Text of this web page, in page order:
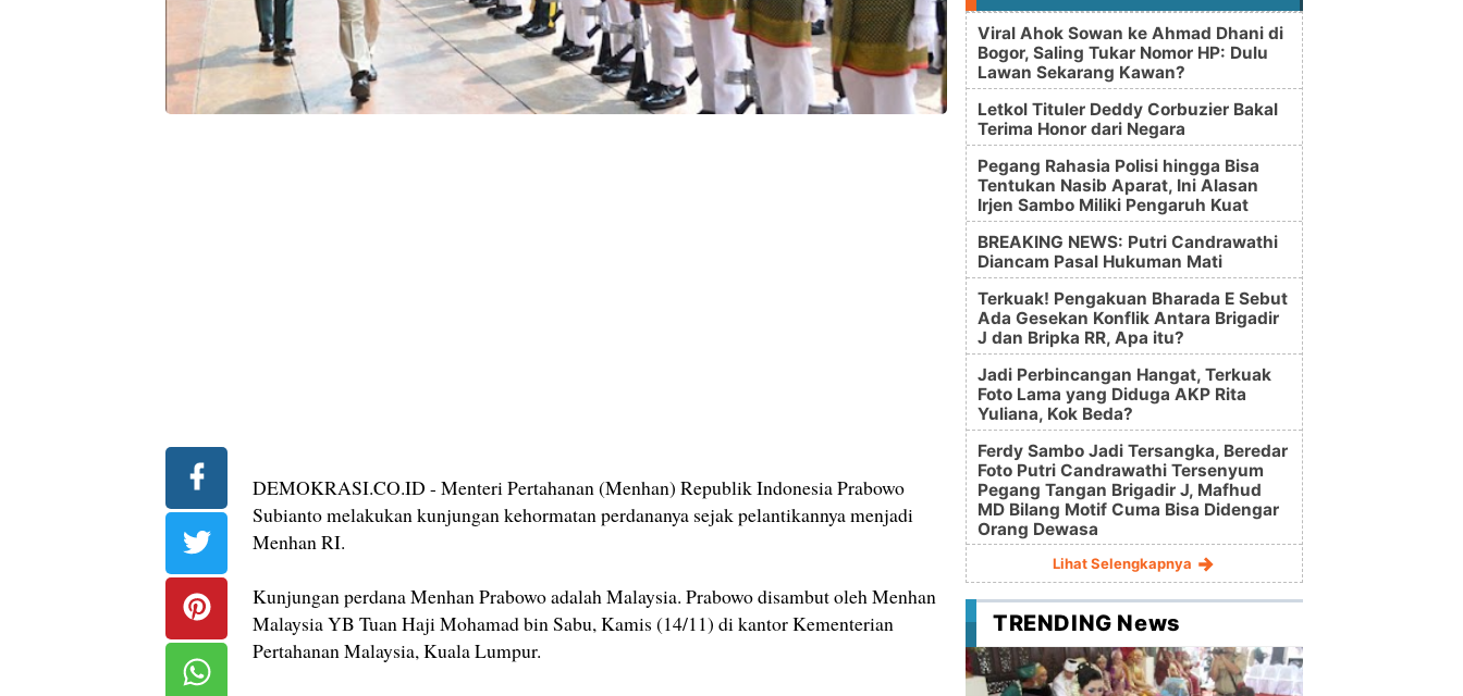
DEMOKRASI.CO.ID - Menteri Pertahanan (Menhan) Republik Indonesia Prabowo
Subianto melakukan kunjungan kehormatan perdananya sejak pelantikannya menjadi
Menhan RI.
Kunjungan perdana Menhan Prabowo adalah Malaysia. Prabowo disambut oleh Menhan
Malaysia YB Tuan Haji Mohamad bin Sabu, Kamis (14/11) di kantor Kementerian
Pertahanan Malaysia, Kuala Lumpur.
Viral Ahok Sowan ke Ahmad Dhani di
Bogor, Saling Tukar Nomor HP: Dulu
Lawan Sekarang Kawan?
Letkol Tituler Deddy Corbuzier Bakal
Terima Honor dari Negara
Pegang Rahasia Polisi hingga Bisa
Tentukan Nasib Aparat, Ini Alasan
Irjen Sambo Miliki Pengaruh Kuat
BREAKING NEWS: Putri Candrawathi
Diancam Pasal Hukuman Mati
Terkuak! Pengakuan Bharada E Sebut
Ada Gesekan Konflik Antara Brigadir
J dan Bripka RR, Apa itu?
Jadi Perbincangan Hangat, Terkuak
Foto Lama yang Diduga AKP Rita
Yuliana, Kok Beda?
Ferdy Sambo Jadi Tersangka, Beredar
Foto Putri Candrawathi Tersenyum
Pegang Tangan Brigadir J, Mafhud
MD Bilang Motif Cuma Bisa Didengar
Orang Dewasa
Lihat Selengkapnya
TRENDING News